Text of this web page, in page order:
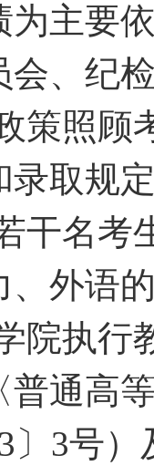
为主要
会、纪
策照顾
录取规
干名考
、外语
院执行
普通高
〕 3号）